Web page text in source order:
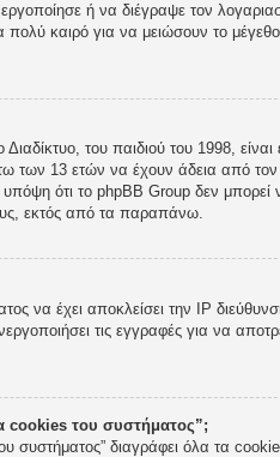
ή να διέγραψε τον
πολύ καιρό για να μειώσουν το
του παιδιού του 1998,
των 13 ετών να έχουν άδεια από
ότι το phpBB Group δεν μπορεί
εκτός από τα παραπάνω.
να έχει αποκλείσει την IP
τις εγγραφές για να
cookies του συστήματος”;
συστήματος” διαγράφει όλα τα